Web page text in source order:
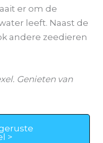
er om de
leeft. Naast de
andere zeedieren
Genieten van
>